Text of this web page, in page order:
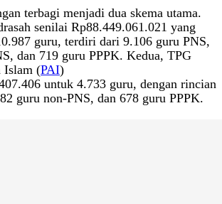
terbagi menjadi dua skema utama.
senilai Rp88.449.061.021 yang
guru, terdiri dari 9.106 guru PNS,
dan 719 guru PPPK. Kedua, TPG
Islam (PAI)
untuk 4.733 guru, dengan rincian
guru non-PNS, dan 678 guru PPPK.